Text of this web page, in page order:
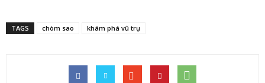
TAGS chòm sao khám phá vũ trụ